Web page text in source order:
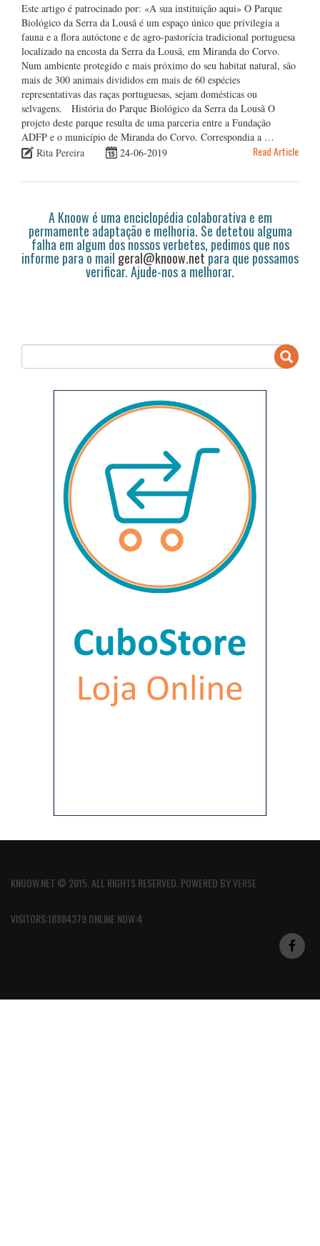
Este artigo é patrocinado por: «A sua instituição aqui» O Parque
Biológico da Serra da Lousã é um espaço único que privilegia a
fauna e a flora autóctone e de agro-pastorícia tradicional portuguesa
localizado na encosta da Serra da Lousã, em Miranda do Corvo.
Num ambiente protegido e mais próximo do seu habitat natural, são
mais de 300 animais divididos em mais de 60 espécies
representativas das raças portuguesas, sejam domésticas ou
selvagens. História do Parque Biológico da Serra da Lousã O
projeto deste parque resulta de uma parceria entre a Fundação
ADFP e o município de Miranda do Corvo. Correspondia a …
Rita Pereira
24-06-2019 Read Article
A Knoow é uma enciclopédia colaborativa e em
permamente adaptação e melhoria. Se detetou alguma
falha em algum dos nossos verbetes, pedimos que nos
informe para o mail geral@knoow.netpara que possamos
verificar. Ajude-nos a melhorar.
KNOOW.NET © 2015. ALL RIGHTS RESERVED. POWERED BYVERSE
VISITORS:18884379 ONLINE NOW:4